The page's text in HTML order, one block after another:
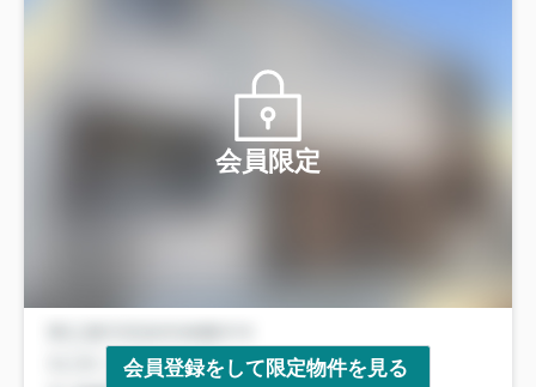
会員限定
会員登録をして限定物件を見る